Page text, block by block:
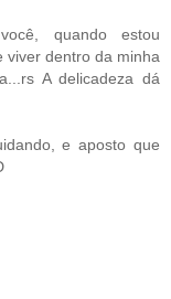
quando estou
viver dentro da minha
A delicadeza dá
e aposto que